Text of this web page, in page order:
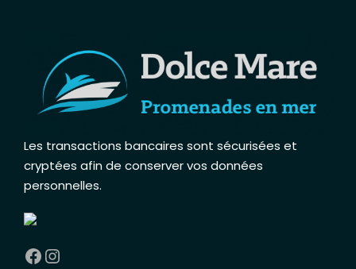
Les transactions bancaires sont sécurisées et
cryptées afin de conserver vos données
personnelles.
Facebook Instagram